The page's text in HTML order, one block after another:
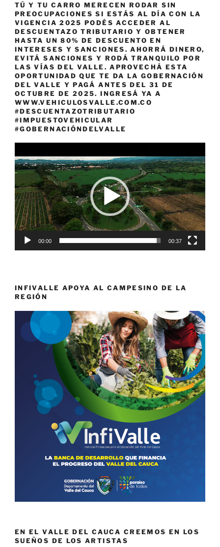
TÚ Y TU CARRO MERECEN RODAR SIN
PREOCUPACIONES SI ESTÁS AL DÍA CON LA
VIGENCIA 2025 PODÉS ACCEDER AL
DESCUENTAZO TRIBUTARIO Y OBTENER
HASTA UN 80% DE DESCUENTO EN
INTERESES Y SANCIONES. AHORRÁ DINERO,
EVITÁ SANCIONES Y RODÁ TRANQUILO POR
LAS VÍAS DEL VALLE. APROVECHÁ ESTA
OPORTUNIDAD QUE TE DA LA GOBERNACIÓN
DEL VALLE Y PAGÁ ANTES DEL 31 DE
OCTUBRE DE 2025. INGRESÁ YA A
WWW.VEHICULOSVALLE.COM.CO
#DESCUENTAZOTRIBUTARIO
#IMPUESTOVEHICULAR
#GOBERNACIÓNDELVALLE
de
vídeo
00:00 00:37
INFIVALLE APOYA AL CAMPESINO DE LA
REGIÓN
EN EL VALLE DEL CAUCA CREEMOS EN LOS
SUEÑOS DE LOS ARTISTAS